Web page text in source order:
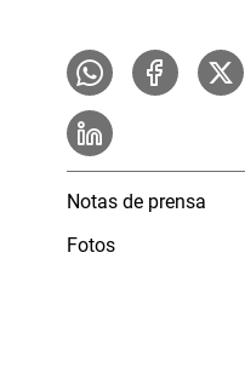
Notas de prensa
Fotos